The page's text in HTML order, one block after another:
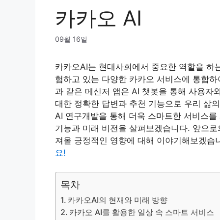
카카오 AI
09월 16일
카카오AI는 현대사회에서 중요한 역할을
험하고 있는 다양한 카카오 서비스에 통합
과 같은 메신저 앱은 AI 챗봇을 통해 사용자
대한 정확한 답변과 추천 기능으로 우리 삶
AI 연구개발을 통해 더욱 스마트한 서비스
기능과 미래 비전을 살펴보겠습니다. 앞으
져올 긍정적인 영향에 대해 이야기해보겠습
요!
목차
카카오AI의 현재와 미래 방향
카카오 AI를 활용한 일상 속 스마트 서비스